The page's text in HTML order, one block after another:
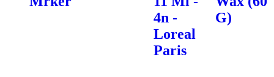
4n -
Loreal
Paris
G)